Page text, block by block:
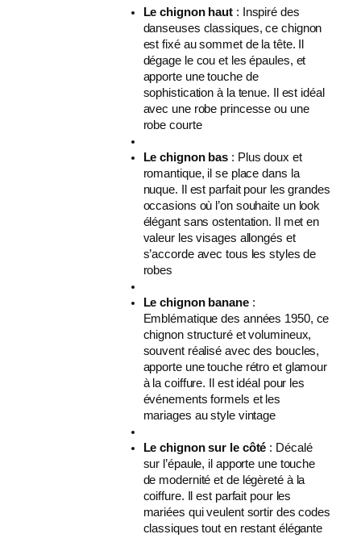
Le chignon haut : Inspiré des
danseuses classiques, ce chignon
est fixé au sommet de la tête. Il
dégage le cou et les épaules, et
apporte une touche de
sophistication à la tenue. Il est idéal
avec une robe princesse ou une
robe courte
Le chignon bas : Plus doux et
romantique, il se place dans la
nuque. Il est parfait pour les grandes
occasions où l’on souhaite un look
élégant sans ostentation. Il met en
valeur les visages allongés et
s’accorde avec tous les styles de
robes
Le chignon banane:
Emblématique des années 1950, ce
chignon structuré et volumineux,
souvent réalisé avec des boucles,
apporte une touche rétro et glamour
à la coiffure. Il est idéal pour les
événements formels et les
mariages au style vintage
Le chignon sur le côté : Décalé
sur l’épaule, il apporte une touche
de modernité et de légèreté à la
coiffure. Il est parfait pour les
mariées qui veulent sortir des codes
classiques tout en restant élégante